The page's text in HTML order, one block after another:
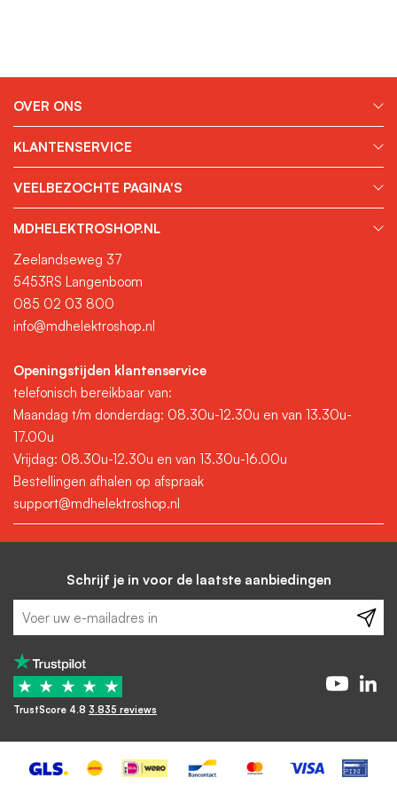
+ In winkelwagen
OVER ONS
KLANTENSERVICE
VEELBEZOCHTE PAGINA'S
MDHELEKTROSHOP.NL
Zeelandseweg 37
5453RS Langenboom
085 02 03 800
info@mdhelektroshop.nl
Openingstijden klantenservice
telefonisch bereikbaar van:
Maandag t/m donderdag: 08.30u-12.30u en van 13.30u-
17.00u
Vrijdag: 08.30u-12.30u en van 13.30u-16.00u
Bestellingen afhalen op afspraak
support@mdhelektroshop.nl
Schrijf je in voor de laatste aanbiedingen
★ ★ ★ ★ ★
TrustScore 4.8 3.835 reviews